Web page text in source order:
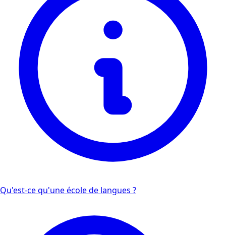
Qu'est-ce qu'une école de langues ?